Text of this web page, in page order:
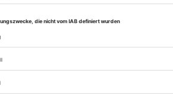
Rubrik: Magazin, Seite 69
von Katrin Ullmann
Bestellen